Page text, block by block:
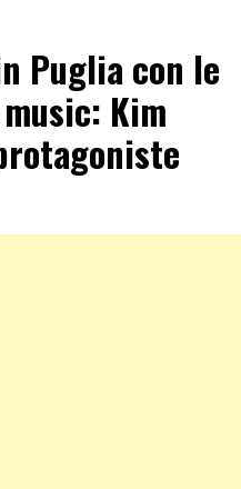
Puglia con le
Kim